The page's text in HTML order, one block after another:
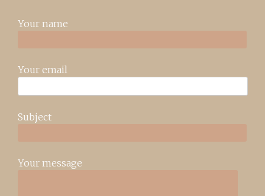
Your name
Your email
Subject
Your message